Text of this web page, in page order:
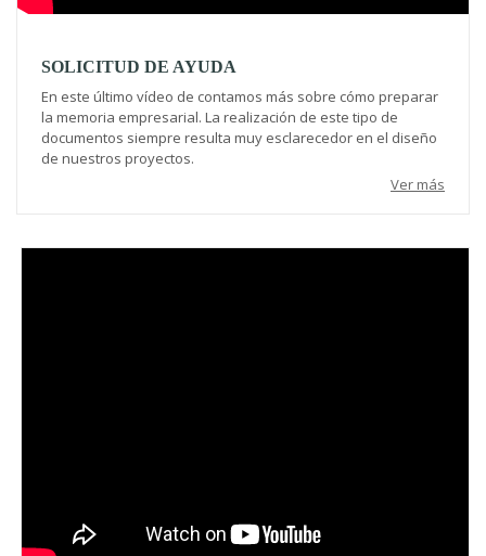
SOLICITUD DE AYUDA
En este último vídeo de contamos más sobre cómo preparar
la memoria empresarial. La realización de este tipo de
documentos siempre resulta muy esclarecedor en el diseño
de nuestros proyectos.
Ver más